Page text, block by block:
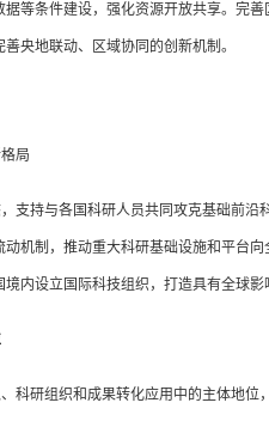
等条件建设，强化资源开放共享。完
央地联动、区域协同的创新机制。
局
支持与各国科研人员共同攻克基础前
机制，推动重大科研基础设施和平台
内设立国际科技组织，打造具有全球
科研组织和成果转化应用中的主体地位